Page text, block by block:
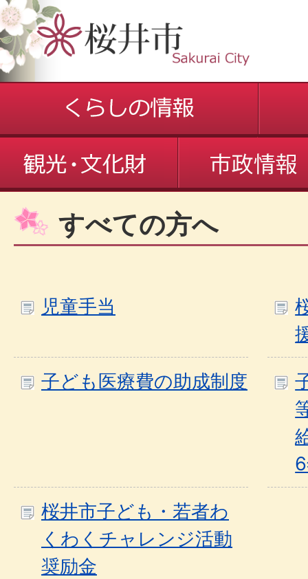
すべての方へ
児童手当
子ども医療費の助成制度
桜井市子ども・若者わ
くわくチャレンジ活動
奨励金